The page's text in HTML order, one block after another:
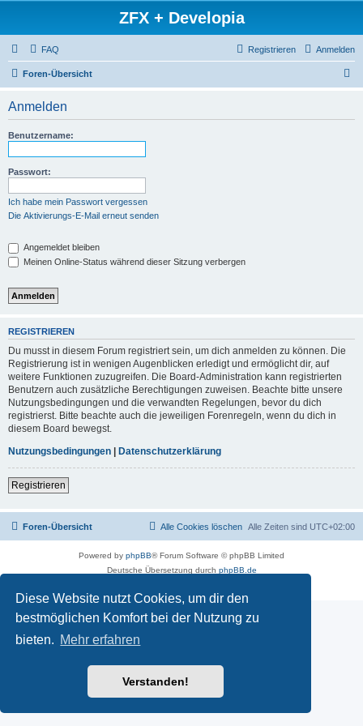
Diese Website nutzt Cookies, um dir den
bestmöglichen Komfort bei der Nutzung zu
bieten. Mehr erfahren
Verstanden!
ZFX + Developia
FAQ Anmelden
Registrieren
Foren-Übersicht
Anmelden
Benutzername:
Passwort:
Ich habe mein Passwort vergessen
Die Aktivierungs-E-Mail erneut senden
Angemeldet bleiben
Meinen Online-Status während dieser Sitzung verbergen
REGISTRIEREN
Du musst in diesem Forum registriert sein, um dich anmelden zu können. Die
Registrierung ist in wenigen Augenblicken erledigt und ermöglicht dir, auf
weitere Funktionen zuzugreifen. Die Board-Administration kann registrierten
Benutzern auch zusätzliche Berechtigungen zuweisen. Beachte bitte unsere
Nutzungsbedingungen und die verwandten Regelungen, bevor du dich
registrierst. Bitte beachte auch die jeweiligen Forenregeln, wenn du dich in
diesem Board bewegst.
Nutzungsbedingungen | Datenschutzerklärung
Registrieren
Foren-Übersicht Alle Zeiten sind UTC+02:00
Alle Cookies löschen
Powered by phpBB® Forum Software © phpBB Limited
Deutsche Übersetzung durch phpBB.de